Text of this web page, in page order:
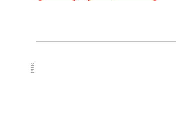
PUB.